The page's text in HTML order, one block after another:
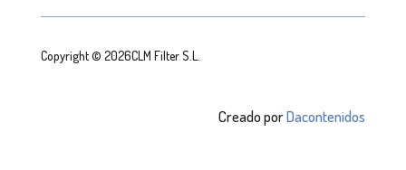
Copyright © 2026CLM Filter S.L.
Creado porDacontenidos